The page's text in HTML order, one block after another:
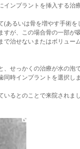
インプラントを挿入する治
(あるいは骨を増やす手術を
すが、この場合骨の一部が
で治せないまたはボリュー
、せっかくの治療が水の泡
時インプラントを選択しま
るとのことで来院されまし